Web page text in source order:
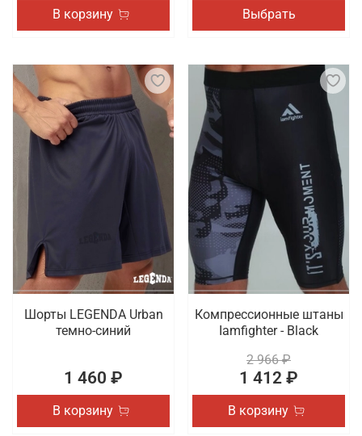
В корзину Выбрать
Шорты LEGENDA Urban
темно-синий
1 460 ₽
В корзину
Компрессионные штаны
Iamfighter - Black
2 966 ₽
1 412 ₽
В корзину